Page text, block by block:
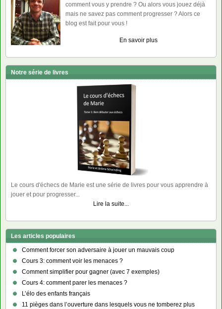
comment vous y prendre ? Ou alors vous jouez déjà
mais ne savez pas comment progresser ? Alors ce
blog est fait pour vous !
En savoir plus
Notre série de livres
Le cours d'échecs de Marie est une série de livres pour vous apprendre à
jouer et pour progresser...
Lire la suite...
Les articles populaires
Comment forcer son adversaire à jouer un mauvais coup
Cours 3: comment voir les menaces ?
Comment simplifier pour gagner (avec 7 exemples)
Cours 4: comment parer les menaces ?
L’élo des enfants français
11 pièges dans l’ouverture dans lesquels vous ne tomberez plus